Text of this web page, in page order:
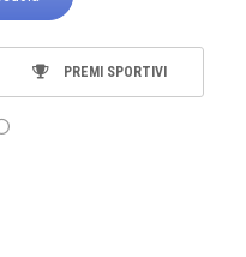
PREMI SPORTIVI